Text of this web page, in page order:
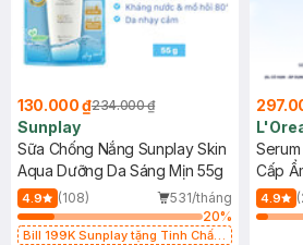
130.000 ₫234.000 ₫
Sunplay
Sữa Chống Nắng Sunplay Skin
Aqua Dưỡng Da Sáng Mịn 55g
4.9 (108)
531/tháng
20%
Bill 199K Sunplay tặng Tinh Chất
Cấp
4.9